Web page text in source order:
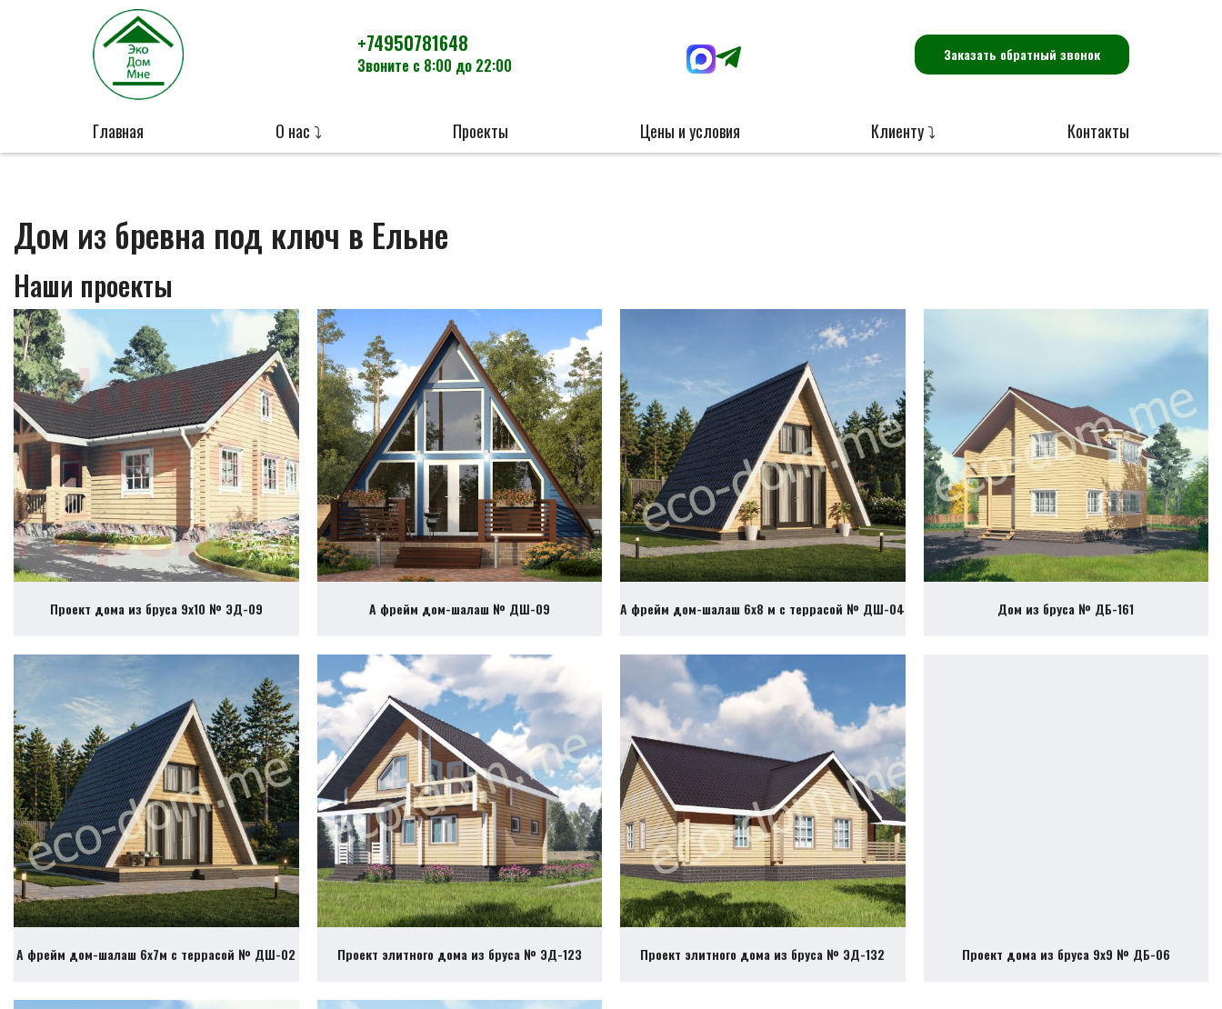
+74950781648
Звоните с 8:00 до 22:00
Заказать обратный звонок
Главная О нас ⤵ Проекты Цены и условия Клиенту ⤵ Контакты
Дом из бревна под ключ в Ельне
Наши проекты
Проект дома из бруса 9х10 № ЭД-09 А фрейм дом-шалаш № ДШ-09 А фрейм дом-шалаш 6х8 м с террасой № ДШ-04 Дом из бруса № ДБ-161
А фрейм дом-шалаш 6х7м с террасой № ДШ-02 Проект элитного дома из бруса № ЭД-123 Проект элитного дома из бруса № ЭД-132 Проект дома из бруса 9х9 № ДБ-06